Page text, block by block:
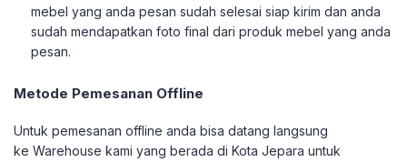
mebel yang anda pesan sudah selesai siap kirim dan anda
sudah mendapatkan foto final dari produk mebel yang anda
pesan.
Metode Pemesanan Offline
Untuk pemesanan offline anda bisa datang langsung
ke Warehouse kami yang berada di Kota Jepara untuk